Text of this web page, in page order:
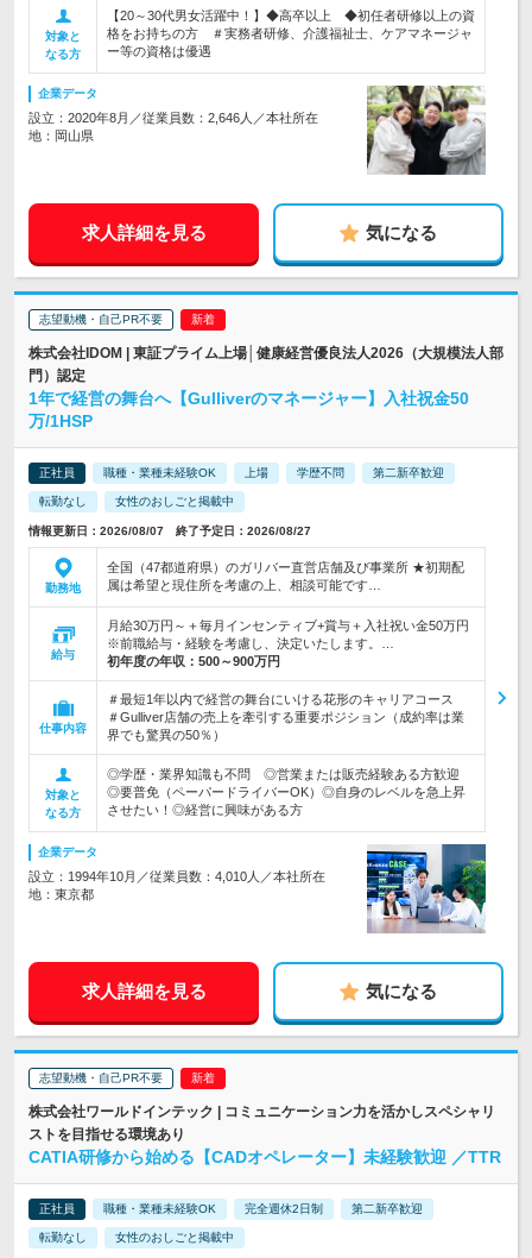
対象と
なる方
【20～30代男女活躍中！】◆高卒以上 ◆初任者研修以上の資
格をお持ちの方 ＃実務者研修、介護福祉士、ケアマネージャ
ー等の資格は優遇
企業データ
設立：2020年8月／従業員数：2,646人／本社所在
地：岡山県
求人詳細を見る 気になる
志望動機・自己PR不要
株式会社IDOM | 東証プライム上場│健康経営優良法人2026（大規模法人部
門）認定
1年で経営の舞台へ【Gulliverのマネージャー】入社祝金50
万/1HSP
正社員 職種・業種未経験OK 上場 学歴不問 第二新卒歓迎
転勤なし 女性のおしごと掲載中
情報更新日：2026/08/07 終了予定日：2026/08/27
勤務地
全国（47都道府県）のガリバー直営店舗及び事業所 ★初期配
属は希望と現住所を考慮の上、相談可能です…
給与
月給30万円～＋毎月インセンティブ+賞与＋入社祝い金50万円
※前職給与・経験を考慮し、決定いたします。…
初年度の年収： 500～900万円
仕事内容
＃最短1年以内で経営の舞台にいける花形のキャリアコース
＃Gulliver店舗の売上を牽引する重要ポジション（成約率は業
界でも驚異の50％）
対象と
なる方
◎学歴・業界知識も不問 ◎営業または販売経験ある方歓迎
◎要普免（ペーパードライバーOK）◎自身のレベルを急上昇
させたい！◎経営に興味がある方
企業データ
設立：1994年10月／従業員数：4,010人／本社所在
地：東京都
求人詳細を見る 気になる
志望動機・自己PR不要
株式会社ワールドインテック | コミュニケーション力を活かしスペシャリ
ストを目指せる環境あり
CATIA研修から始める【CADオペレーター】未経験歓迎 ／TTR
正社員 職種・業種未経験OK 完全週休2日制 第二新卒歓迎
転勤なし 女性のおしごと掲載中